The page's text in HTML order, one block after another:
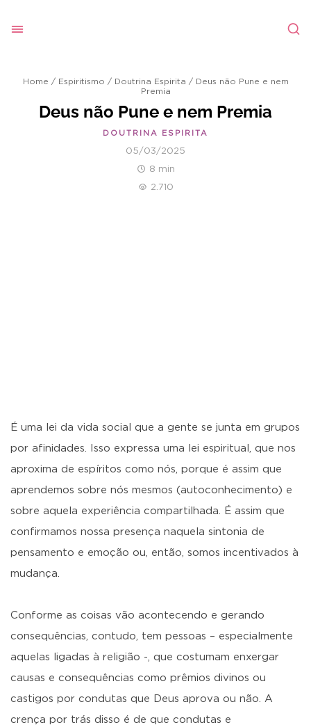
Home / Espiritismo / Doutrina Espirita / Deus não Pune e nem
Premia
Deus não Pune e nem Premia
DOUTRINA ESPIRITA
05/03/2025
8 min
2.710
É uma lei da vida social que a gente se junta em grupos
por afinidades. Isso expressa uma lei espiritual, que nos
aproxima de espíritos como nós, porque é assim que
aprendemos sobre nós mesmos (autoconhecimento) e
sobre aquela experiência compartilhada. É assim que
confirmamos nossa presença naquela sintonia de
pensamento e emoção ou, então, somos incentivados à
mudança.
Conforme as coisas vão acontecendo e gerando
consequências, contudo, tem pessoas – especialmente
aquelas ligadas à religião -, que costumam enxergar
causas e consequências como prêmios divinos ou
castigos por condutas que Deus aprova ou não. A
crença por trás disso é de que condutas e